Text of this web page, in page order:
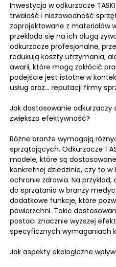
Inwestycja w odkurzacze
trwałość i niezawodność
zaprojektowane z materiałów
przekłada się na ich długą
odkurzacze profesjonalne,
redukują koszty utrzymania,
awarii, które mogą zakłócić
podejście jest istotne w
usług oraz... reputacji firmy
Jak dostosowanie odkurzaczy
zwiększa efektywność?
Różne branże wymagają
sprzątających. Odkurzacze
modele, które są
konkretnej dziedzinie, czy to
ochronie zdrowia. Na
do sprzątania w branży
dodatkowe funkcje, które
powierzchni. Takie
postaci znacznie wyższej
specyficznych wymaganiach
Jak aspekty ekologiczne